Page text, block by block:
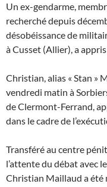
Un ex-gendarme,
recherché depuis
désobéissance de
à Cusset (Allier), a
Christian, alias « Stan »
vendredi matin à
de Clermont-Ferrand,
dans le cadre de
Transféré au centre
l’attente du débat avec
Christian Maillaud a été